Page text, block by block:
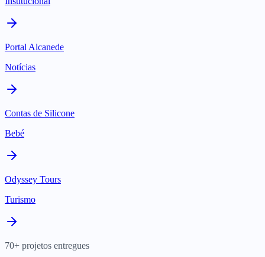
Portal Alcanede
Notícias
Contas de Silicone
Bebé
Odyssey Tours
Turismo
70+ projetos entregues